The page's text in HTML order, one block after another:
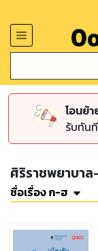
โอนย้
รับทัน
ศิริราชพยาบา
ชื่อเรื่อง ก-ฮ